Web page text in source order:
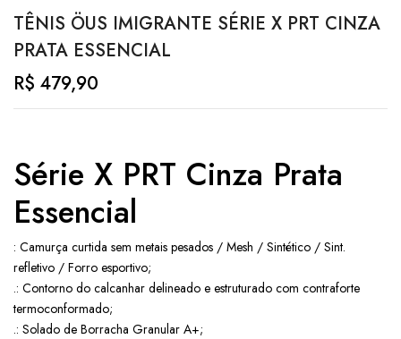
TÊNIS ÖUS IMIGRANTE SÉRIE X PRT CINZA
PRATA ESSENCIAL
R$ 479,90
Série X PRT Cinza Prata
Essencial
: Camurça curtida sem metais pesados / Mesh / Sintético / Sint.
refletivo / Forro esportivo;
.: Contorno do calcanhar delineado e estruturado com contraforte
termoconformado;
.: Solado de Borracha Granular A+;